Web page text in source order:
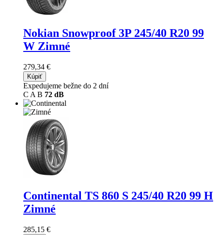
Nokian Snowproof 3P 245/40 R20 99
W Zimné
279,34 €
Kúpiť
Expedujeme bežne do 2 dní
C A B 72 dB
Continental TS 860 S 245/40 R20 99 H
Zimné
285,15 €